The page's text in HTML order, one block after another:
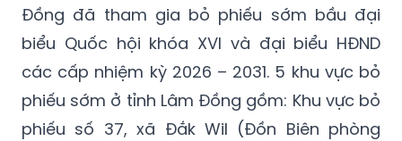
Đồng đã tham gia bỏ phiếu sớm bầu đại
biểu Quốc hội khóa XVI và đại biểu HĐND
các cấp nhiệm kỳ 2026 – 2031. 5 khu vực bỏ
phiếu sớm ở tỉnh Lâm Đồng gồm: Khu vực bỏ
phiếu số 37, xã Đắk Wil (Đồn Biên phòng